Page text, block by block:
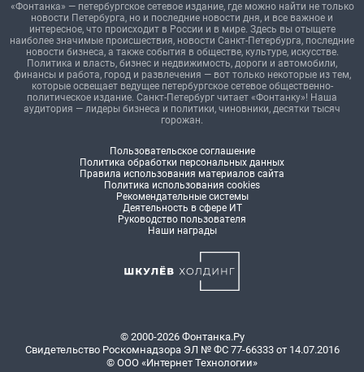
«Фонтанка» — петербургское сетевое издание, где можно найти не только
новости Петербурга, но и последние новости дня, и все важное и
интересное, что происходит в России и в мире. Здесь вы отыщете
наиболее значимые происшествия, новости Санкт-Петербурга, последние
новости бизнеса, а также события в обществе, культуре, искусстве.
Политика и власть, бизнес и недвижимость, дороги и автомобили,
финансы и работа, город и развлечения — вот только некоторые из тем,
которые освещает ведущее петербургское сетевое общественно-
политическое издание. Санкт-Петербург читает «Фонтанку»! Наша
аудитория — лидеры бизнеса и политики, чиновники, десятки тысяч
горожан.
Пользовательское соглашение
Политика обработки персональных данных
Правила использования материалов сайта
Политика использования cookies
Рекомендательные системы
Деятельность в сфере ИТ
Руководство пользователя
Наши награды
© 2000-2026 Фонтанка.Ру
Свидетельство Роскомнадзора ЭЛ № ФС 77-66333 от 14.07.2016
© ООО «Интернет Технологии»